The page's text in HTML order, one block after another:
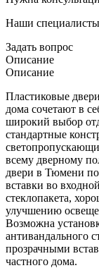
Наши
Задать вопрос
Описание
Описание
Пластиковые
дома сочетают в
широкий выбор
стандартные
всему дверному
двери в Тюмени
вставки во
стеклопакета,
улучшению
Возможна
антивандального
прозрачными
частного дома.